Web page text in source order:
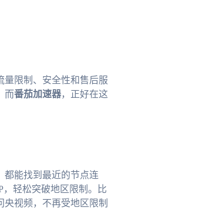
量限制、安全性和售后服
而番茄加速器，正好在这
都能找到最近的节点连
轻松突破地区限制。比
视频，不再受地区限制